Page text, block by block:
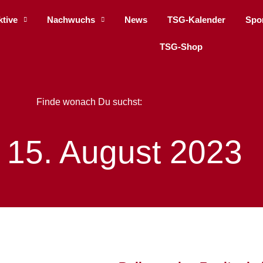
Nachwuchs News TSG-Kalender
TSG-Shop
Finde wonach Du suchst:
15. August 2023